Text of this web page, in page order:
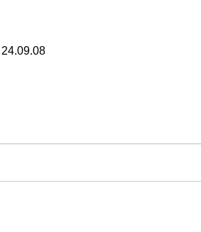
24.09.08